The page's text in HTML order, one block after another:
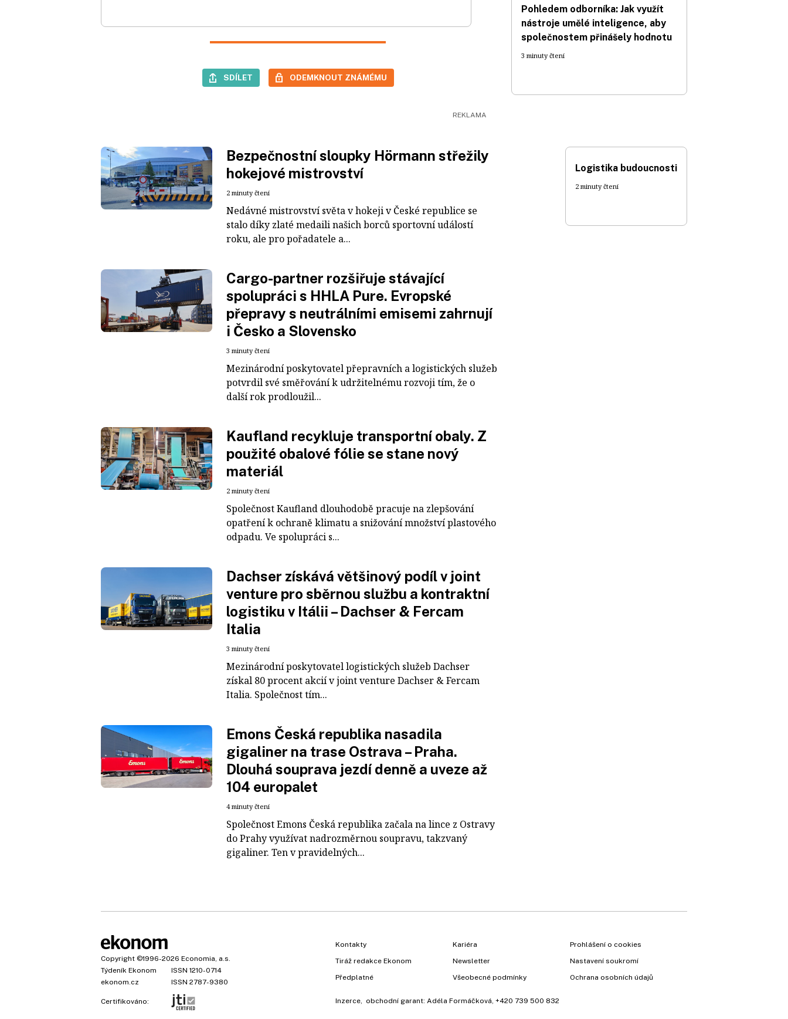
SDÍLET ODEMKNOUT ZNÁMÉMU
Pohledem odborníka: Jak využít
nástroje umělé inteligence, aby
společnostem přinášely hodnotu
3 minuty čtení
Bezpečnostní sloupky Hörmann střežily
hokejové mistrovství
2 minuty čtení
Nedávné mistrovství světa v hokeji v České republice se
stalo díky zlaté medaili našich borců sportovní událostí
roku, ale pro pořadatele a...
Cargo-partner rozšiřuje stávající
spolupráci s HHLA Pure. Evropské
přepravy s neutrálními emisemi zahrnují
i Česko a Slovensko
3 minuty čtení
Mezinárodní poskytovatel přepravních a logistických služeb
potvrdil své směřování k udržitelnému rozvoji tím, že o
další rok prodloužil...
Kaufland recykluje transportní obaly. Z
použité obalové fólie se stane nový
materiál
2 minuty čtení
Společnost Kaufland dlouhodobě pracuje na zlepšování
opatření k ochraně klimatu a snižování množství plastového
odpadu. Ve spolupráci s...
Dachser získává většinový podíl v joint
venture pro sběrnou službu a kontraktní
logistiku v Itálii – Dachser & Fercam
Italia
3 minuty čtení
Mezinárodní poskytovatel logistických služeb Dachser
získal 80 procent akcií v joint venture Dachser & Fercam
Italia. Společnost tím...
Emons Česká republika nasadila
gigaliner na trase Ostrava – Praha.
Dlouhá souprava jezdí denně a uveze až
104 europalet
4 minuty čtení
Společnost Emons Česká republika začala na lince z Ostravy
do Prahy využívat nadrozměrnou soupravu, takzvaný
gigaliner. Ten v pravidelných...
Logistika budoucnosti
2 minuty čtení
Copyright ©1996-2026 Economia, a.s.
Týdeník Ekonom
ISSN 1210-0714
ekonom.cz
ISSN 2787-9380
Certifikováno:
Kontakty
Tiráž redakce Ekonom
Předplatné
Kariéra
Newsletter
Všeobecné podmínky
Prohlášení o cookies
Nastavení soukromí
Ochrana osobních údajů
Inzerce, obchodní garant: Adéla Formáčková, +420 739 500 832